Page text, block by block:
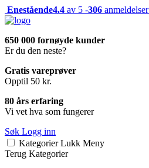
Enestående4.4 av 5 -306 anmeldelser
650 000 fornøyde kunder
Er du den neste?
Gratis vareprøver
Opptil 50 kr.
80 års erfaring
Vi vet hva som fungerer
Søk Logg inn
Kategorier Lukk Meny
Terug Kategorier